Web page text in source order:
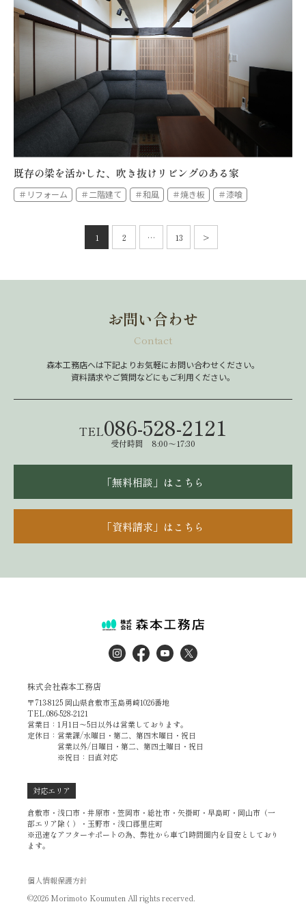
既存の梁を活かした、吹き抜けリビングのある家
＃リフォーム ＃二階建て ＃和風 ＃焼き板 ＃漆喰
投
ペ
送
1 2 … 13 >
次
へ
お問い合わせ
Contact
森本工務店へは下記よりお気軽にお問い合わせください。
資料請求やご質問などにもご利用ください。
TEL086-528-2121
受付時間 8:00～17:30
「無料相談」はこちら
「資料請求」はこちら
株式会社森本工務店
〒713-8125 岡山県倉敷市玉島勇崎1026番地
TEL.086-528-2121
営業日：1月1日～5日以外は営業しております。
定休日：営業課/水曜日・第二、第四木曜日・祝日
営業以外/日曜日・第二、第四土曜日・祝日
※祝日：日直対応
対応エリア
倉敷市・浅口市・井原市・笠岡市・総社市・矢掛町・早島町・岡山市（一
部エリア除く）・玉野市・浅口郡里庄町
※迅速なアフターサポートの為、弊社から車で1時間圏内を目安としており
ます。
個人情報保護方針
©2026 Morimoto Koumuten All rights recerved.